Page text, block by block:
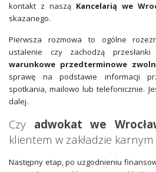
kontakt z naszą Kancelarią we
skazanego.
Pierwsza rozmowa to ogólne
ustalenie czy zachodzą
warunkowe przedterminowe
sprawę na podstawie informacji
spotkania, mailowo lub telefonicznie.
dalej.
Czy adwokat we
klientem w zakładzie
Następny etap, po uzgodnieniu